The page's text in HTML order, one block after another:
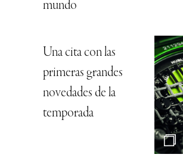
mundo
Una cita con las
primeras grandes
novedades de la
temporada